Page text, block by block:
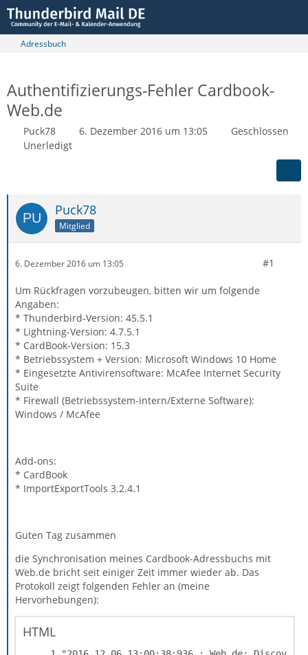
Adressbuch
Authentifizierungs-Fehler Cardbook-
Web.de
Puck78 6. Dezember 2016 um 13:05
Geschlossen
Unerledigt
Puck78
Mitglied
6. Dezember 2016 um 13:05 #1
Um Rückfragen vorzubeugen, bitten wir um folgende
Angaben:
* Thunderbird-Version: 45.5.1
* Lightning-Version: 4.7.5.1
* CardBook-Version: 15.3
* Betriebssystem + Version: Microsoft Windows 10 Home
* Eingesetzte Antivirensoftware: McAfee Internet Security
Suite
* Firewall (Betriebssystem-intern/Externe Software):
Windows / McAfee
Add-ons:
* CardBook
* ImportExportTools 3.2.4.1
Guten Tag zusammen
die Synchronisation meines Cardbook-Adressbuchs mit
Web.de bricht seit einiger Zeit immer wieder ab. Das
Protokoll zeigt folgenden Fehler an (meine
Hervorhebungen):
HTML